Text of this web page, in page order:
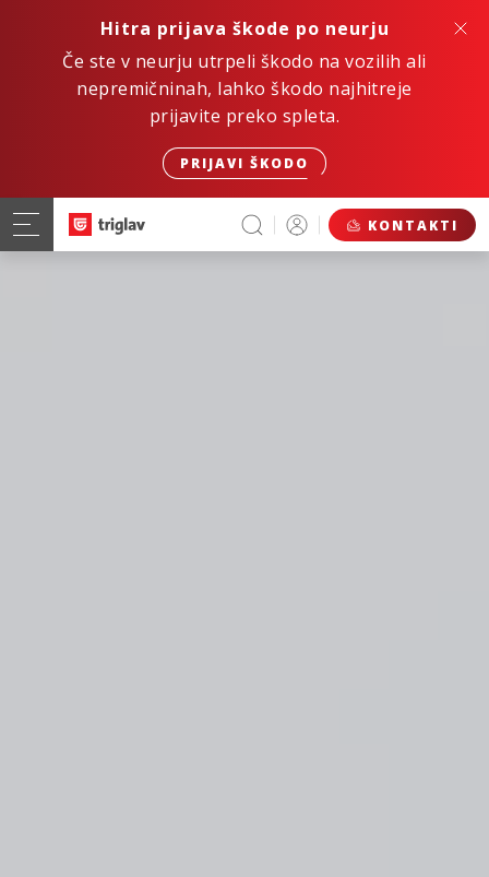
Hitra prijava škode po neurju
Če ste v neurju utrpeli škodo na vozilih ali
nepremičninah, lahko škodo najhitreje
prijavite preko spleta.
PRIJAVI ŠKODO
KONTAKTI